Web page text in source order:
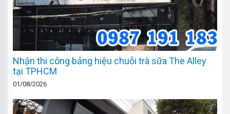
Nhận thi công bảng hiệu chuỗi trà sữa The Alley
tại TPHCM
01/08/2026